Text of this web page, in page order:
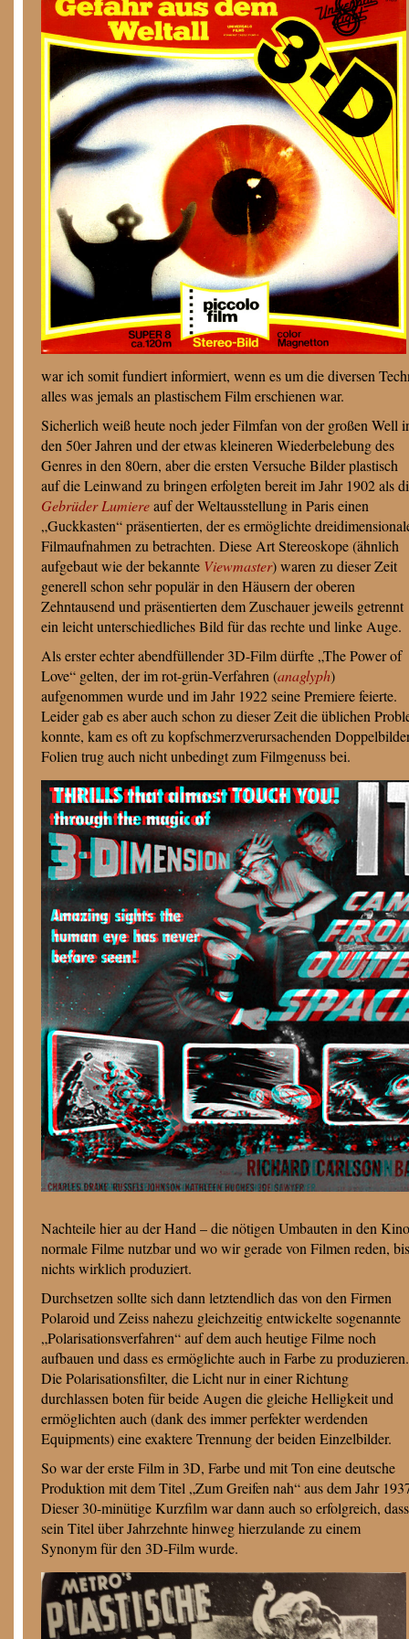
war ich somit fundiert informiert, wenn es um die diversen
alles was jemals an plastischem Film erschienen war.
Sicherlich weiß heute noch jeder Filmfan von der großen Well
den 50er Jahren und der etwas kleineren Wiederbelebung des
Genres in den 80ern, aber die ersten Versuche Bilder plastisch
auf die Leinwand zu bringen erfolgten bereit im Jahr 1902 als
Gebrüder Lumiereauf der Weltausstellung in Paris einen
„Guckkasten“ präsentierten, der es ermöglichte
Filmaufnahmen zu betrachten. Diese Art Stereoskope (ähnlich
aufgebaut wie der bekannte Viewmaster) waren zu dieser Zeit
generell schon sehr populär in den Häusern der oberen
Zehntausend und präsentierten dem Zuschauer jeweils getrennt
ein leicht unterschiedliches Bild für das rechte und linke Auge.
Als erster echter abendfüllender 3D-Film dürfte „The Power of
Love“ gelten, der im rot-grün-Verfahren (anaglyph)
aufgenommen wurde und im Jahr 1922 seine Premiere feierte.
Leider gab es aber auch schon zu dieser Zeit die üblichen
konnte, kam es oft zu kopfschmerzverursachenden
Folien trug auch nicht unbedingt zum Filmgenuss bei.
Nachteile hier au der Hand – die nötigen Umbauten in den
normale Filme nutzbar und wo wir gerade von Filmen reden,
nichts wirklich produziert.
Durchsetzen sollte sich dann letztendlich das von den Firmen
Polaroid und Zeiss nahezu gleichzeitig entwickelte sogenannte
„Polarisationsverfahren“ auf dem auch heutige Filme noch
aufbauen und dass es ermöglichte auch in Farbe zu produzieren.
Die Polarisationsfilter, die Licht nur in einer Richtung
durchlassen boten für beide Augen die gleiche Helligkeit und
ermöglichten auch (dank des immer perfekter werdenden
Equipments) eine exaktere Trennung der beiden Einzelbilder.
So war der erste Film in 3D, Farbe und mit Ton eine deutsche
Produktion mit dem Titel „Zum Greifen nah“ aus dem Jahr
Dieser 30-minütige Kurzfilm war dann auch so erfolgreich, dass
sein Titel über Jahrzehnte hinweg hierzulande zu einem
Synonym für den 3D-Film wurde.